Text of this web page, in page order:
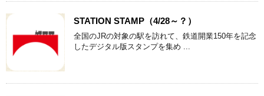
STATION STAMP（4/28～？）
全国のJRの対象の駅を訪れて、鉄道開業150年を記念
したデジタル版スタンプを集め ...